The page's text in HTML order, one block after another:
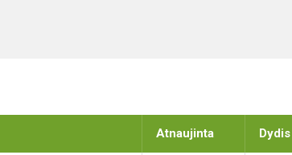
Atnaujinta Dydis